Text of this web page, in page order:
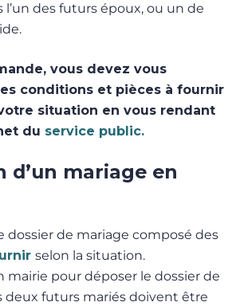
l’un des futurs époux, ou un de
vous devez vous
conditions et pièces à fournir
situation en vous rendant
du service public.
d’un mariage en
dossier de mariage composé des
selon la situation.
mairie pour déposer le dossier de
deux futurs mariés doivent être